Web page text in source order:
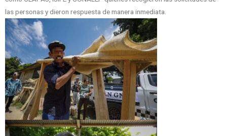
las personas y dieron respuesta de manera inmediata.